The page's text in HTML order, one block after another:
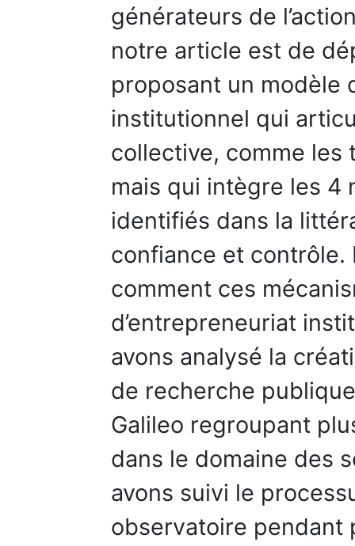
générateurs de
notre article est de
proposant un modèle
institutionnel qui
collective, comme les
mais qui intègre les 4
identifiés dans la
confiance et contrôle.
comment ces
d’entrepreneuriat
avons analysé la
de recherche
Galileo regroupant
dans le domaine des
avons suivi le
observatoire pendant